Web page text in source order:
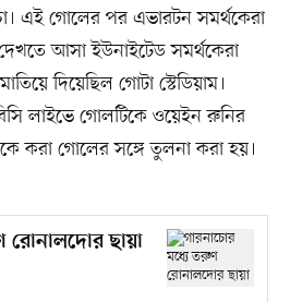
এই গোলের পর এভারটন সমর্থকেরা
আসা ইউনাইটেড সমর্থকেরা
দিয়েছিল গোটা স্টেডিয়াম।
লাইভে গোলটিকে ওয়েইন রুনির
করা গোলের সঙ্গে তুলনা করা হয়।
রোনালদোর ছায়া